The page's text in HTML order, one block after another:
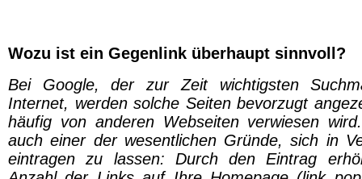
Wozu ist ein Gegenlink überhaupt sinnvoll?
Bei Google, der zur Zeit wichtigsten
Internet, werden solche Seiten bevorzugt
häufig von anderen Webseiten verwiesen
auch einer der wesentlichen Gründe, sich in
eintragen zu lassen: Durch den Eintrag